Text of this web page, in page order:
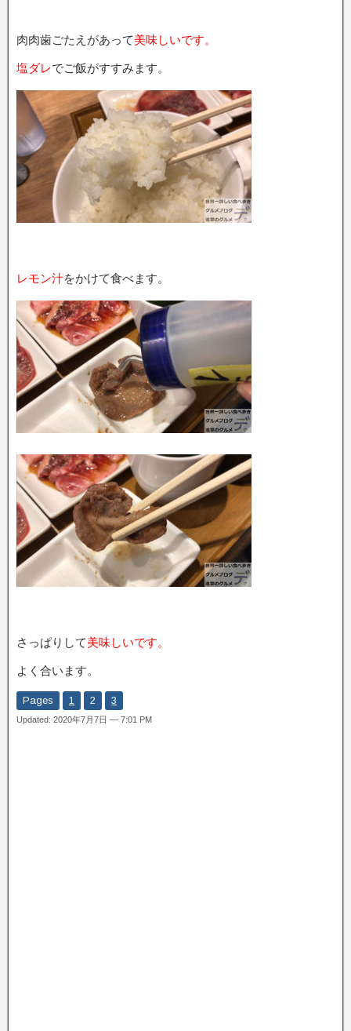
肉肉歯ごたえがあって美味しいです。
塩ダレでご飯がすすみます。
レモン汁をかけて食べます。
さっぱりして美味しいです。
よく合います。
Pages 1 2 3
Updated: 2020年7月7日 — 7:01 PM